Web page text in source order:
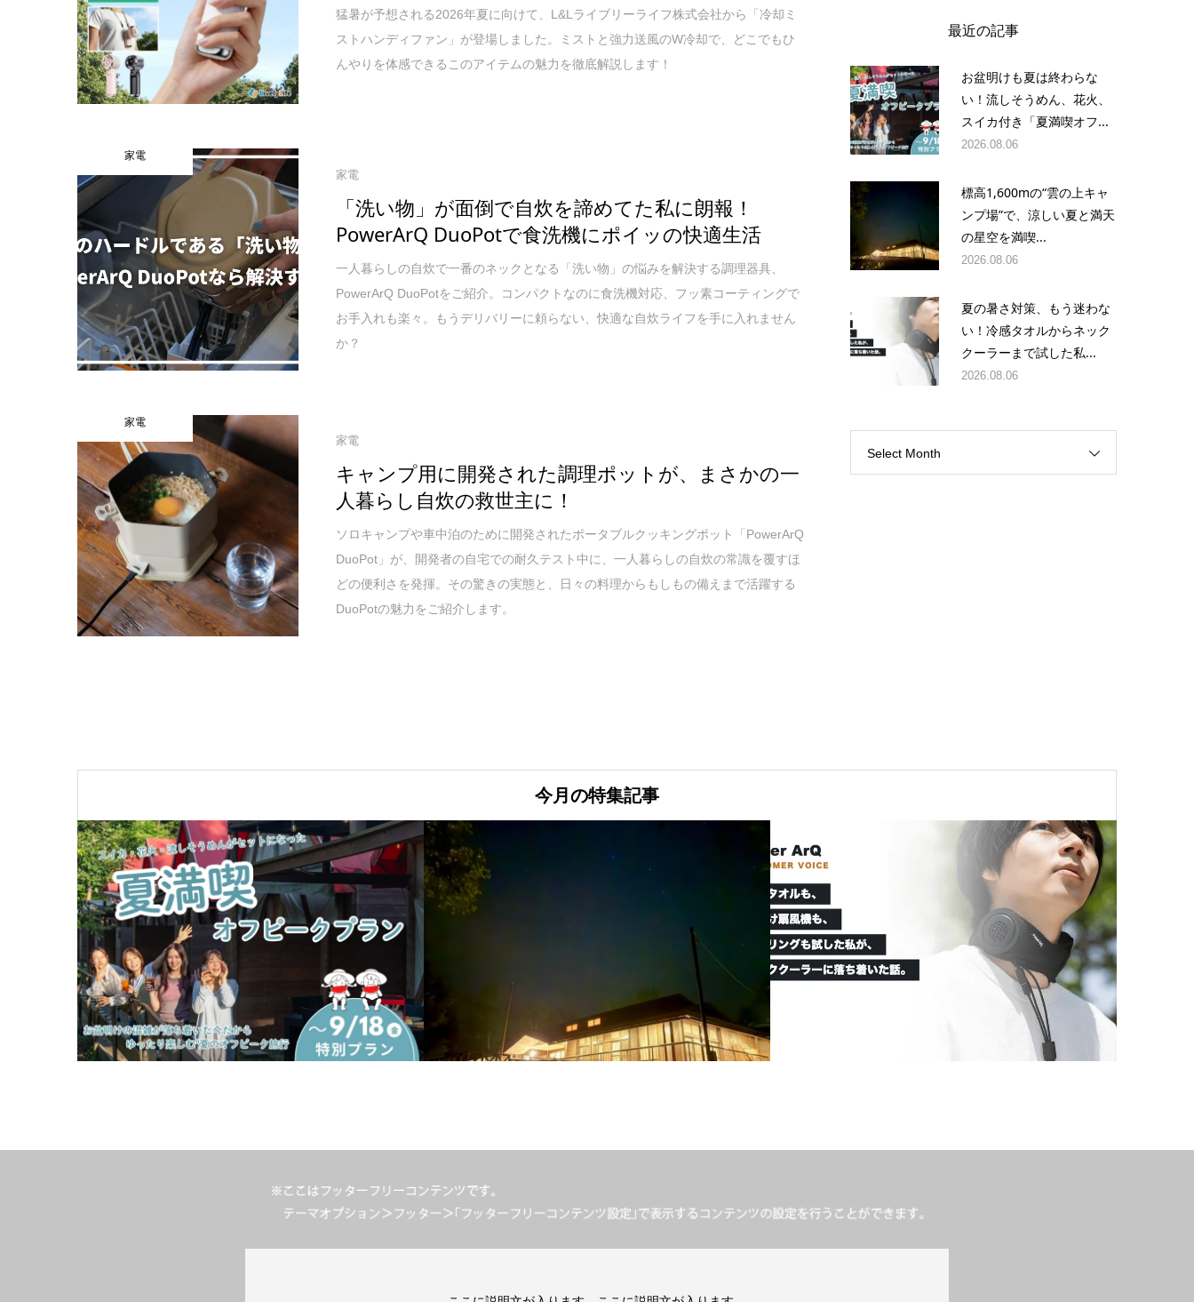
猛暑が予想される2026年夏に向けて、L&Lライブリーライフ株式会社から「冷却ミ
ストハンディファン」が登場しました。ミストと強力送風のW冷却で、どこでもひ
んやりを体感できるこのアイテムの魅力を徹底解説します！
家電
家電
「洗い物」が面倒で自炊を諦めてた私に朗報！
PowerArQ DuoPotで食洗機にポイッの快適生活
一人暮らしの自炊で一番のネックとなる「洗い物」の悩みを解決する調理器具、
PowerArQ DuoPotをご紹介。コンパクトなのに食洗機対応、フッ素コーティングで
お手入れも楽々。もうデリバリーに頼らない、快適な自炊ライフを手に入れません
か？
家電
家電
キャンプ用に開発された調理ポットが、まさかの一
人暮らし自炊の救世主に！
ソロキャンプや車中泊のために開発されたポータブルクッキングポット「PowerArQ
DuoPot」が、開発者の自宅での耐久テスト中に、一人暮らしの自炊の常識を覆すほ
どの便利さを発揮。その驚きの実態と、日々の料理からもしもの備えまで活躍する
DuoPotの魅力をご紹介します。
最近の記事
お盆明けも夏は終わらな
い！流しそうめん、花火、
スイカ付き「夏満喫オフ...
2026.08.06
標高1,600mの“雲の上キャ
ンプ場”で、涼しい夏と満天
の星空を満喫...
2026.08.06
夏の暑さ対策、もう迷わな
い！冷感タオルからネック
クーラーまで試した私...
2026.08.06
Select Month
今月の特集記事